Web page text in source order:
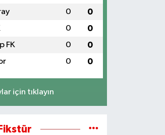
0 0
0 0
FK 0 0
0 0
için tıklayın